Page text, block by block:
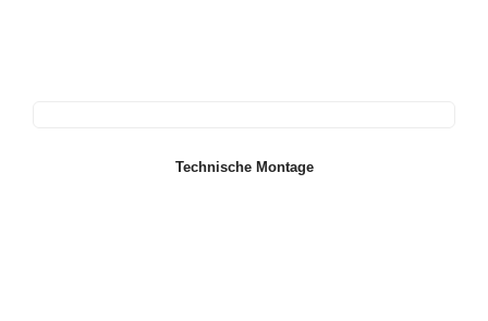
Technische Montage